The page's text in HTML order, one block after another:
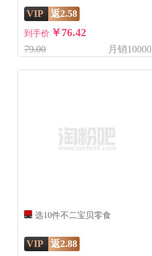
VIP 返2.58
到手价 ￥76.42
79.00 月销10000
选10件不二宝贝零食
VIP 返2.88